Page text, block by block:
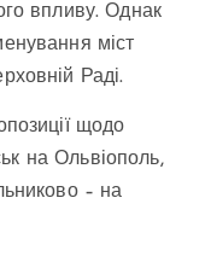
впливу. Однак
міст
Раді.
щодо
на Ольвіополь,
– на